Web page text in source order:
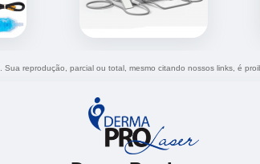
Sua reprodução, parcial ou total, mesmo citando nossos links, é